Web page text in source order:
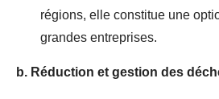
régions, elle constitue une
grandes entreprises.
b. Réduction et gestion des